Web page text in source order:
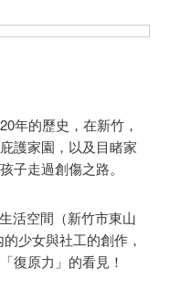
年的歷史，在新竹，
護家園，以及目睹家
子走過創傷之路。
活空間（新竹市東山
少女與社工的創作，
復原力」的看見！